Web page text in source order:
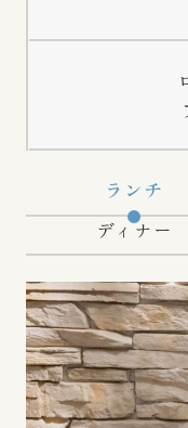
ランチ
ディナー